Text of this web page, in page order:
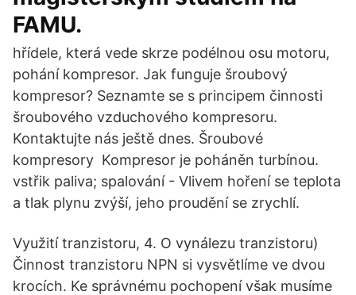
FAMU.
hřídele, která vede skrze podélnou osu motoru,
pohání kompresor. Jak funguje šroubový
kompresor? Seznamte se s principem činnosti
šroubového vzduchového kompresoru.
Kontaktujte nás ještě dnes. Šroubové
kompresory Kompresor je poháněn turbínou.
vstřik paliva; spalování - Vlivem hoření se teplota
a tlak plynu zvýší, jeho proudění se zrychlí.
Využití tranzistoru, 4. O vynálezu tranzistoru)
Činnost tranzistoru NPN si vysvětlíme ve dvou
krocích. Ke správnému pochopení však musíme